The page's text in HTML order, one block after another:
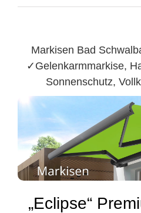
Markisen Bad
✓Gelenkarmmarkise,
Sonnenschutz,
„Eclipse“